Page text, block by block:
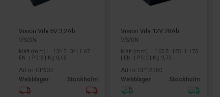
Vision Vrla 6V 3,2Ah
VISION
Mått (mm) L=134 B=34 H=67 |
EN: | PS:8 | Kg:0,68
Art nr. CP632
Webblager
Stockholm
Vision Vrla 12V 28Ah
VISION
Mått (mm) L=165 B=125 H=175
| EN: | PS:0 | Kg:9,75
Art nr. CP12280
Webblager
Stockholm